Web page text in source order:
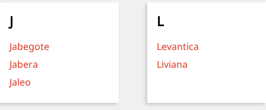
J
Jabegote
Jabera
Jaleo
L
Levantica
Liviana